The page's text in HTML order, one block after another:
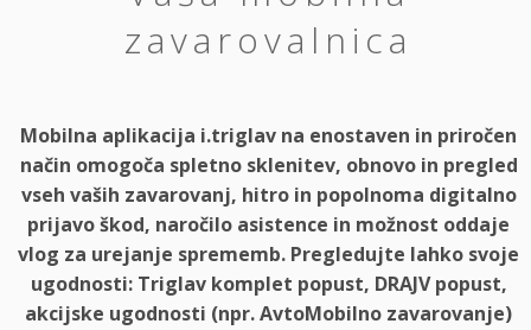
zavarovalnica
Mobilna aplikacija i.triglav na enostaven in priročen
način omogoča spletno sklenitev, obnovo in pregled
vseh vaših zavarovanj, hitro in popolnoma digitalno
prijavo škod, naročilo asistence in možnost oddaje
vlog za urejanje sprememb. Pregledujte lahko svoje
ugodnosti: Triglav komplet popust, DRAJV popust,
akcijske ugodnosti (npr. AvtoMobilno zavarovanje)